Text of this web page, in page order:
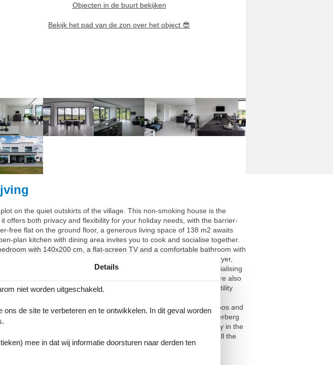
Objecten in de buurt bekijken
Bekijk het pad van de zon over het object 😎
on the quiet outskirts of the village. This non-smoking house is the
offers both privacy and flexibility for your holiday needs, with the barrier-
free flat on the ground floor, a generous living space of 138 m2 awaits
plan kitchen with dining area invites you to cook and socialise together.
with 140x200 cm, a flat-screen TV and a comfortable bathroom with
includes a Nespresso capsule machine, kettle, toaster, hairdryer,
terrace is the ideal place for relaxing in the open air or socialising
can conveniently charge it at the on-site wallbox (type 2). There are also
a washing machine and tumble dryer are available in a separate utility
you to take a variety of excursions in the surrounding area.
for activities of all kinds - from cycling and hiking to visits to zoos and
and Lake Edersee and the winter sports facilities in Winterberg
of Burgwald is the ideal starting point for an unforgettable holiday in the
interior and the picturesque surroundings - here you will find all the
Details
niet worden uitgeschakeld.
de site te verbeteren en te ontwikkelen. In dit geval worden
mee in dat wij informatie doorsturen naar derden ten